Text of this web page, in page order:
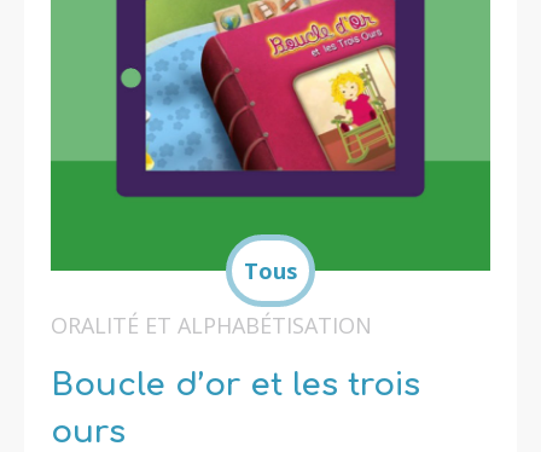
ORALITÉ ET ALPHABÉTISATION
Boucle d’or et les trois
ours